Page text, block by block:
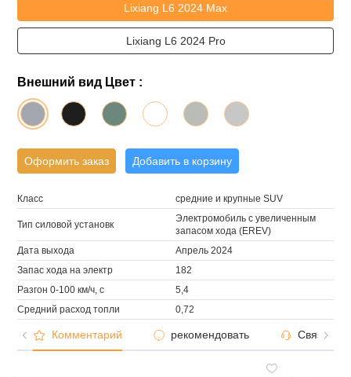
Lixiang L6 2024 Max
Lixiang L6 2024 Pro
Внешний вид Цвет :
Оформить заказ Добавить в корзину
Класс средние и крупные SUV
Тип силовой установк
Электромобиль с увеличенным
запасом хода (EREV)
Дата выхода
Апрель 2024
Запас хода на электр
182
Разгон 0-100 км/ч, с
5,4
Средний расход топли
0,72
Комментарий рекомендовать